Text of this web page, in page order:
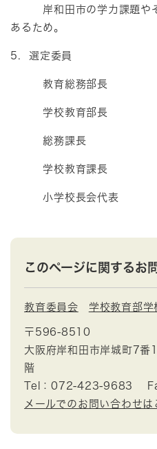
岸和田市の学力課題やそ
あるため。
5. 選定委員
教育総務部長
学校教育部長
総務課長
学校教育課長
小学校長会代表
このページに関するお
教育委員会 学校教育部学
〒596-8510
大阪府岸和田市岸城町7
階
Tel：072-423-9683
メールでのお問い合わせは